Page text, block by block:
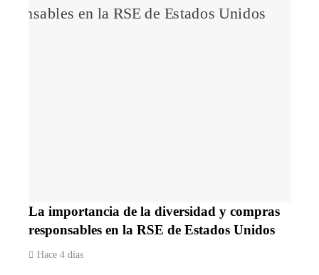
La importancia de la diversidad y compras
responsables en la RSE de Estados Unidos
Hace 4 días